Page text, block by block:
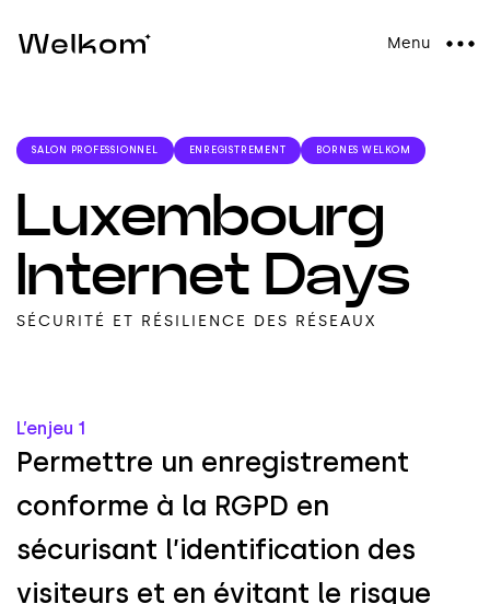
Menu
SALON PROFESSIONNEL ENREGISTREMENT BORNES WELKOM
Luxembourg
Internet Days
SÉCURITÉ ET RÉSILIENCE DES RÉSEAUX
L’enjeu 1
Permettre un enregistrement
conforme à la RGPD en
sécurisant l’identification des
visiteurs et en évitant le risque